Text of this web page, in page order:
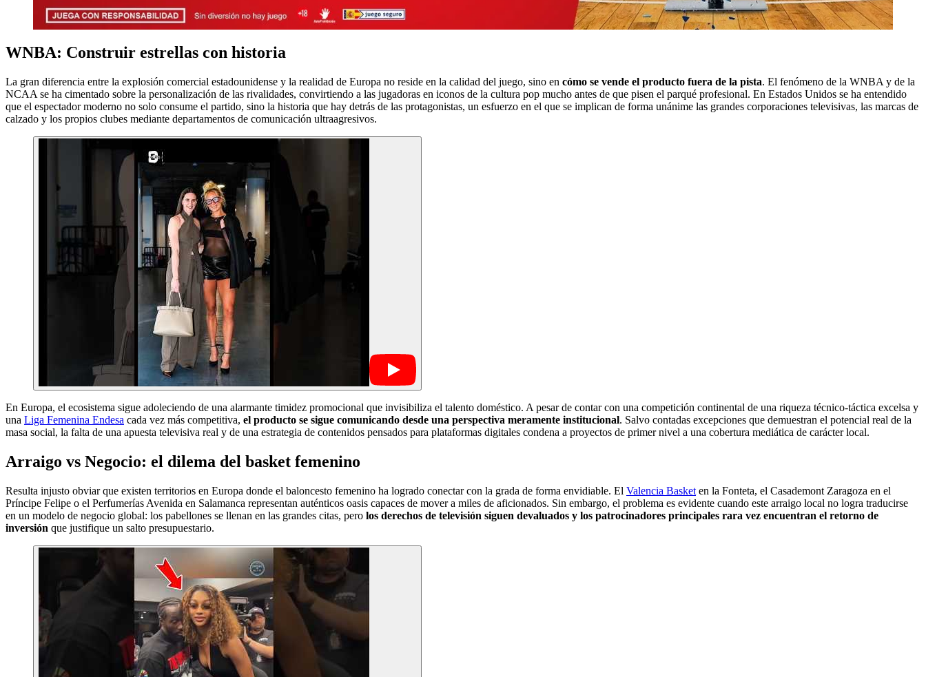
WNBA: Construir estrellas con historia
La gran diferencia entre la explosión comercial estadounidense y la realidad de Europa no reside en la calidad del juego, sino en cómo se vende el producto fuera de la pista. El fenómeno de la WNBA y de la
NCAA se ha cimentado sobre la personalización de las rivalidades, convirtiendo a las jugadoras en iconos de la cultura pop mucho antes de que pisen el parqué profesional. En Estados Unidos se ha entendido
que el espectador moderno no solo consume el partido, sino la historia que hay detrás de las protagonistas, un esfuerzo en el que se implican de forma unánime las grandes corporaciones televisivas, las marcas de
calzado y los propios clubes mediante departamentos de comunicación ultraagresivos.
En Europa, el ecosistema sigue adoleciendo de una alarmante timidez promocional que invisibiliza el talento doméstico. A pesar de contar con una competición continental de una riqueza técnico-táctica excelsa y
una Liga Femenina Endesa cada vez más competitiva, el producto se sigue comunicando desde una perspectiva meramente institucional. Salvo contadas excepciones que demuestran el potencial real de la
masa social, la falta de una apuesta televisiva real y de una estrategia de contenidos pensados para plataformas digitales condena a proyectos de primer nivel a una cobertura mediática de carácter local.
Arraigo vs Negocio: el dilema del basket femenino
Resulta injusto obviar que existen territorios en Europa donde el baloncesto femenino ha logrado conectar con la grada de forma envidiable. El Valencia Basket en la Fonteta, el Casademont Zaragoza en el
Príncipe Felipe o el Perfumerías Avenida en Salamanca representan auténticos oasis capaces de mover a miles de aficionados. Sin embargo, el problema es evidente cuando este arraigo local no logra traducirse
en un modelo de negocio global: los pabellones se llenan en las grandes citas, pero los derechos de televisión siguen devaluados y los patrocinadores principales rara vez encuentran el retorno de
inversión que justifique un salto presupuestario.